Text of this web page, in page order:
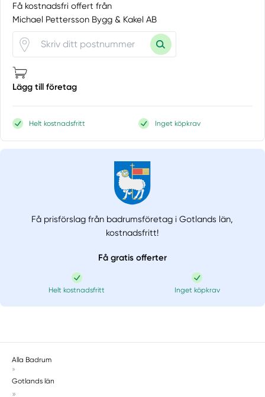
Få kostnadsfri offert från
Michael Pettersson Bygg & Kakel AB
Lägg till företag
Helt kostnadsfritt Inget köpkrav
Få prisförslag från badrumsföretag i Gotlands län,
kostnadsfritt!
Få gratis offerter
Helt kostnadsfritt Inget köpkrav
Alla Badrum
»
Gotlands län
»